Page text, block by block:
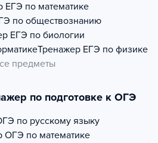
ЕГЭ по математике
по обществознанию
ЕГЭ по биологии
Тренажер ЕГЭ по физике
предметы
по подготовке к ОГЭ
по русскому языку
ОГЭ по математике